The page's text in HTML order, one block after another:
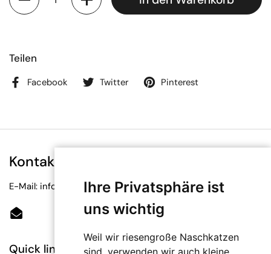
Ihre Privatsphäre ist
uns wichtig
Weil wir riesengroße Naschkatzen
sind, verwenden wir auch kleine
Teilen
Facebook Twitter Pinterest
Kontakt
E-Mail: info@bioetiketten.at
Email
Quick links